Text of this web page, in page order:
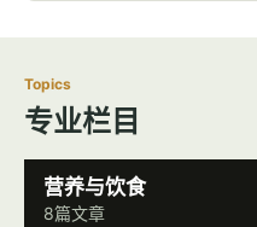
Topics
专业栏目
营养与饮食
8篇文章